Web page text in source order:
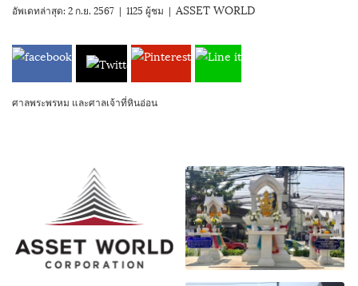
อัพเดทล่าสุด: 2 ก.ย. 2567 | 1125 ผู้ชม | ASSET WORLD
ศาลพระพรหม และศาลเจ้าที่หินอ่อน